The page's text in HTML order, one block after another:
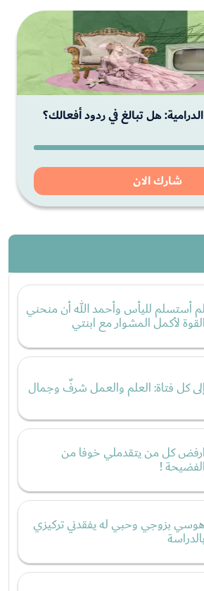
هل تبالغ في ردود أفعالك؟
شارك الان
لم أستسلم لليأس وأحمد الله أن منحني
القوة لأكمل المشوار مع ابنتي
كل فتاة: العلم والعمل شرفٌ وجمال
ارفض كل من يتقدملي خوفا من
الفضيحة !
هوسي بزوجي وحبي له يفقدني تركيزي
بالدراسة